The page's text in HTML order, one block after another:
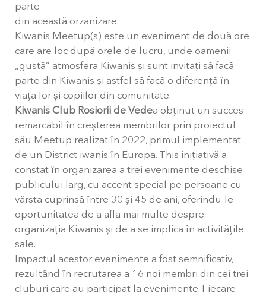
parte
din această orzanizare.
Kiwanis Meetup(s) este un eveniment de două ore
care are loc după orele de lucru, unde oamenii
„gustă” atmosfera Kiwanis și sunt invitați să facă
parte din Kiwanis și astfel să facă o diferență în
viața lor și copiilor din comunitate.
Kiwanis Club Rosiorii de Vedea obținut un succes
remarcabil în creșterea membrilor prin proiectul
său Meetup realizat în 2022, primul implementat
de un District iwanis în Europa. This inițiativă a
constat în organizarea a trei evenimente deschise
publicului larg, cu accent special pe persoane cu
vârsta cuprinsă între 30 și 45 de ani, oferindu-le
oportunitatea de a afla mai multe despre
organizația Kiwanis și de a se implica în activitățile
sale.
Impactul acestor evenimente a fost semnificativ,
rezultând în recrutarea a 16 noi membri din cei trei
cluburi care au participat la evenimente. Fiecare